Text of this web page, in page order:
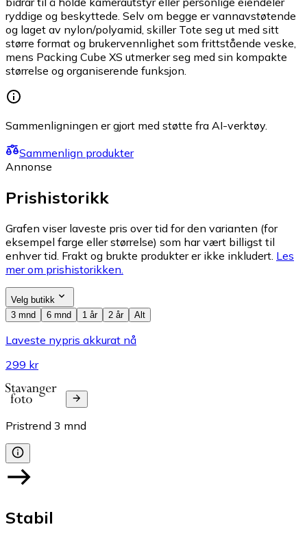
ryddige og beskyttede. Selv om begge er vannavstøtende
og laget av nylon/polyamid, skiller Tote seg ut med sitt
større format og brukervennlighet som frittstående veske,
mens Packing Cube XS utmerker seg med sin kompakte
størrelse og organiserende funksjon.
Sammenligningen er gjort med støtte fra AI-verktøy.
Sammenlign produkter
Annonse
Prishistorikk
Grafen viser laveste pris over tid for den varianten (for
eksempel farge eller størrelse) som har vært billigst til
enhver tid. Frakt og brukte produkter er ikke inkludert. Les
mer om prishistorikken.
Velg butikk
3 mnd
6 mnd 1 år 2 år Alt
Laveste nypris akkurat nå
299 kr
Pristrend 3 mnd
Stabil